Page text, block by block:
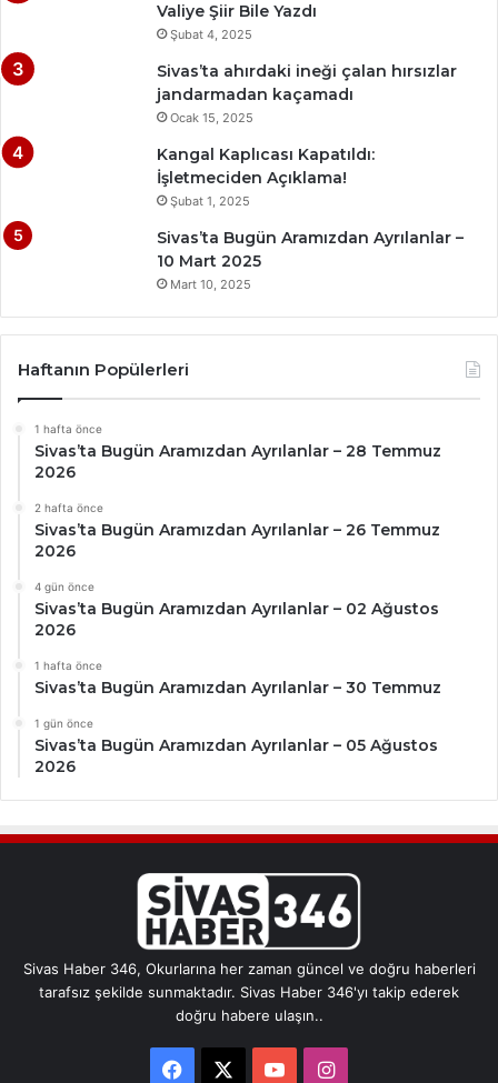
Valiye Şiir Bile Yazdı
Şubat 4, 2025
Sivas’ta ahırdaki ineği çalan hırsızlar
jandarmadan kaçamadı
Ocak 15, 2025
Kangal Kaplıcası Kapatıldı:
İşletmeciden Açıklama!
Şubat 1, 2025
Sivas’ta Bugün Aramızdan Ayrılanlar –
10 Mart 2025
Mart 10, 2025
Haftanın Popülerleri
1 hafta önce
Sivas’ta Bugün Aramızdan Ayrılanlar – 28 Temmuz
2026
2 hafta önce
Sivas’ta Bugün Aramızdan Ayrılanlar – 26 Temmuz
2026
4 gün önce
Sivas’ta Bugün Aramızdan Ayrılanlar – 02 Ağustos
2026
1 hafta önce
Sivas’ta Bugün Aramızdan Ayrılanlar – 30 Temmuz
1 gün önce
Sivas’ta Bugün Aramızdan Ayrılanlar – 05 Ağustos
2026
Sivas Haber 346, Okurlarına her zaman güncel ve doğru haberleri
tarafsız şekilde sunmaktadır. Sivas Haber 346'yı takip ederek
doğru habere ulaşın..
Facebook YouTubeInstagram